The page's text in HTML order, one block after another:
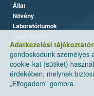
Adatkezelési
gondoskodunk személyes
cookie-kat (sütiket)
érdekében, melynek
„Elfogadom” gombra.
Állat
Növény
Laboratóriumok